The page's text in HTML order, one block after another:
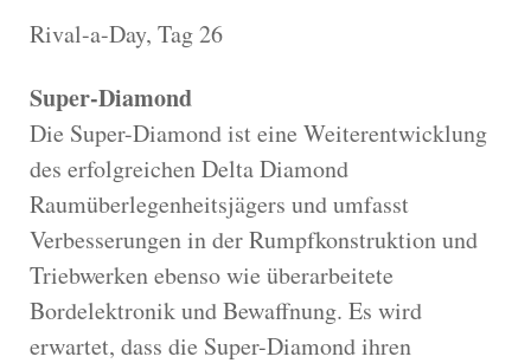
Rival-a-Day, Tag 26
Super-Diamond
Die Super-Diamond ist eine Weiterentwicklung
des erfolgreichen Delta Diamond
Raumüberlegenheitsjägers und umfasst
Verbesserungen in der Rumpfkonstruktion und
Triebwerken ebenso wie überarbeitete
Bordelektronik und Bewaffnung. Es wird
erwartet, dass die Super-Diamond ihren